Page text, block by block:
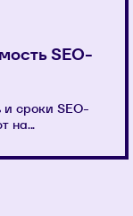
SEO-
сроки SEO-
на...